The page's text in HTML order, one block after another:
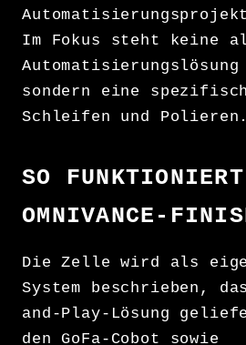
Im Fokus steht keine
sondern eine
Schleifen und Polieren.
SO
OMNIVANCE-
Die Zelle wird als
System beschrieben,
and-Play-Lösung
den GoFa-Cobot sowie